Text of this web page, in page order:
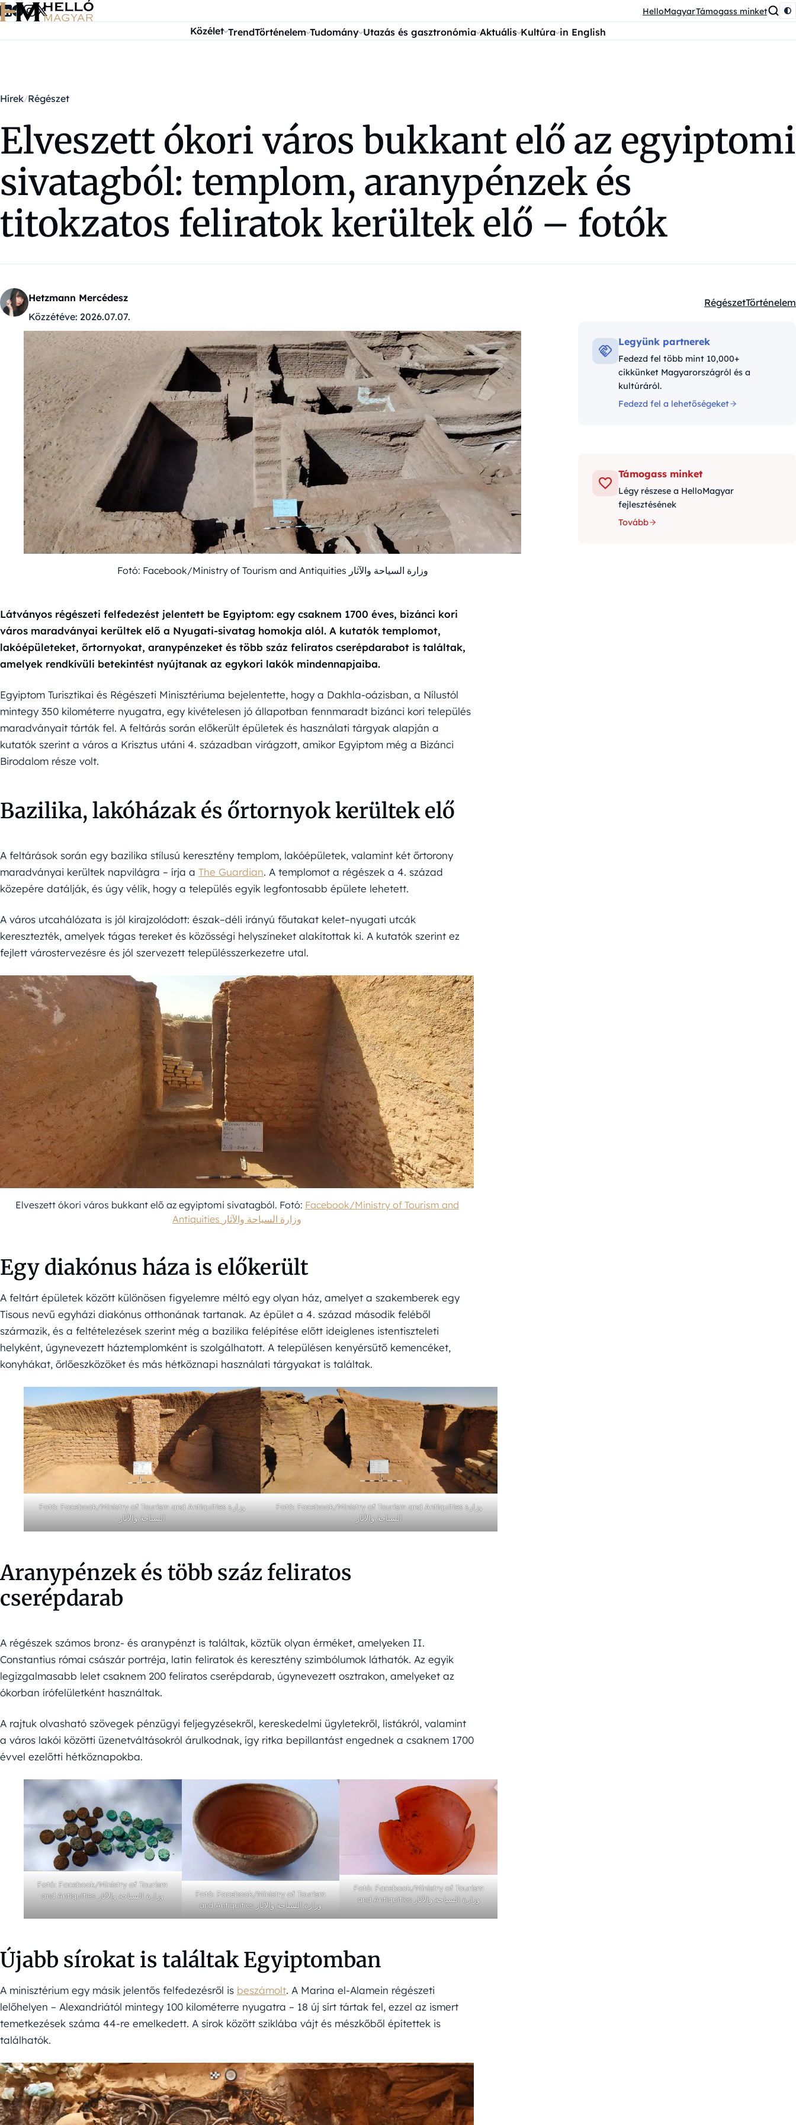
Ugrás a tartalomra HelloMagyarTámogass minket
Közélet TrendTörténelem Tudomány Utazás és gasztronómia Aktuális Kultúra in English
Hírek Régészet
Elveszett ókori város bukkant elő az egyiptomi
sivatagból: templom, aranypénzek és
titokzatos feliratok kerültek elő – fotók
Hetzmann Mercédesz
Közzétéve: 2026.07.07.
Kategóriák:
RégészetTörténelem
Látványos régészeti felfedezést jelentett be Egyiptom: egy csaknem 1700 éves, bizánci kori
város maradványai kerültek elő a Nyugati-sivatag homokja alól. A kutatók templomot,
lakóépületeket, őrtornyokat, aranypénzeket és több száz feliratos cserépdarabot is találtak,
amelyek rendkívüli betekintést nyújtanak az egykori lakók mindennapjaiba.
Egyiptom Turisztikai és Régészeti Minisztériuma bejelentette, hogy a Dakhla-oázisban, a Nílustól
mintegy 350 kilométerre nyugatra, egy kivételesen jó állapotban fennmaradt bizánci kori település
maradványait tárták fel. A feltárás során előkerült épületek és használati tárgyak alapján a
kutatók szerint a város a Krisztus utáni 4. században virágzott, amikor Egyiptom még a Bizánci
Birodalom része volt.
Bazilika, lakóházak és őrtornyok kerültek elő
A feltárások során egy bazilika stílusú keresztény templom, lakóépületek, valamint két őrtorony
maradványai kerültek napvilágra – írja a The Guardian. A templomot a régészek a 4. század
közepére datálják, és úgy vélik, hogy a település egyik legfontosabb épülete lehetett.
A város utcahálózata is jól kirajzolódott: észak–déli irányú főutakat kelet–nyugati utcák
keresztezték, amelyek tágas tereket és közösségi helyszíneket alakítottak ki. A kutatók szerint ez
fejlett várostervezésre és jól szervezett településszerkezetre utal.
Elveszett ókori város bukkant elő az egyiptomi sivatagból. Fotó: Facebook/Ministry of Tourism and
Antiquities وزارة السياحة والآثار
Egy diakónus háza is előkerült
A feltárt épületek között különösen figyelemre méltó egy olyan ház, amelyet a szakemberek egy
Tisous nevű egyházi diakónus otthonának tartanak. Az épület a 4. század második feléből
származik, és a feltételezések szerint még a bazilika felépítése előtt ideiglenes istentiszteleti
helyként, úgynevezett háztemplomként is szolgálhatott. A településen kenyérsütő kemencéket,
konyhákat, őrlőeszközöket és más hétköznapi használati tárgyakat is találtak.
Fotó: Facebook/Ministry of Tourism and Antiquities وزارة
السياحة والآثار
Fotó: Facebook/Ministry of Tourism and Antiquities وزارة
السياحة والآثار
Aranypénzek és több száz feliratos
cserépdarab
A régészek számos bronz- és aranypénzt is találtak, köztük olyan érméket, amelyeken II.
Constantius római császár portréja, latin feliratok és keresztény szimbólumok láthatók. Az egyik
legizgalmasabb lelet csaknem 200 feliratos cserépdarab, úgynevezett osztrakon, amelyeket az
ókorban írófelületként használtak.
A rajtuk olvasható szövegek pénzügyi feljegyzésekről, kereskedelmi ügyletekről, listákról, valamint
a város lakói közötti üzenetváltásokról árulkodnak, így ritka bepillantást engednek a csaknem 1700
évvel ezelőtti hétköznapokba.
Fotó: Facebook/Ministry of Tourism
and Antiquities وزارة السياحة والآثار
Fotó: Facebook/Ministry of Tourism
and Antiquities وزارة السياحة والآثار
Fotó: Facebook/Ministry of Tourism
and Antiquities وزارة السياحة والآثار
Újabb sírokat is találtak Egyiptomban
A minisztérium egy másik jelentős felfedezésről is beszámolt. A Marina el-Alamein régészeti
lelőhelyen – Alexandriától mintegy 100 kilométerre nyugatra – 18 új sírt tártak fel, ezzel az ismert
temetkezések száma 44-re emelkedett. A sírok között sziklába vájt és mészkőből építettek is
találhatók.
Legyünk partnerek
Fedezd fel több mint 10,000+
cikkünket Magyarországról és a
kultúráról.
Fedezd fel a lehetőségeket
Támogass minket
Légy részese a HelloMagyar
fejlesztésének
Tovább